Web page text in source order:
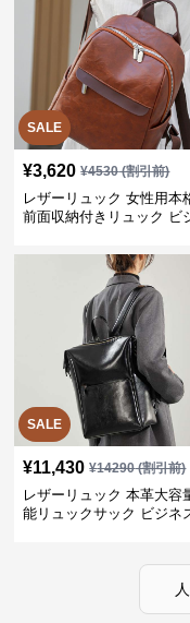
SALE
¥3,620 ¥4530(割引前)
レザーリュック 女性用本
前面収納付きリュック ビ
SALE
¥11,430 ¥14290(割引前)
レザーリュック 本革大容
能リュックサック ビジネ